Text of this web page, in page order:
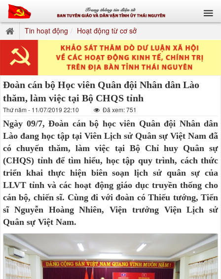
Tin hoạt động Hoạt động từ cơ sở
Đoàn cán bộ Học viên Quân đội Nhân dân Lào
thăm, làm việc tại Bộ CHQS tỉnh
Thứ năm - 11/07/2019 22:10 Đã xem: 751
Ngày 09/7, Đoàn cán bộ học viên Quân đội Nhân dân
Lào đang học tập tại Viên Lịch sử Quân sự Việt Nam đã
có chuyến thăm, làm việc tại Bộ Chỉ huy Quân sự
(CHQS) tỉnh để tìm hiểu, học tập quy trình, cách thức
triển khai thực hiện biên soạn lịch sử quân sự của
LLVT tỉnh và các hoạt động giáo dục truyền thống cho
cán bộ, chiến sĩ. Cùng đi với đoàn có Thiếu tướng, Tiến
sĩ Nguyễn Hoàng Nhiên, Viện trưởng Viện Lịch sử
Quân sự Việt Nam.